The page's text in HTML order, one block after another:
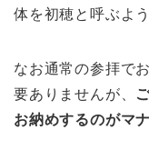
体を初穂と呼ぶよ
なお通常の参拝で
要ありませんが、
お納めするのがマ